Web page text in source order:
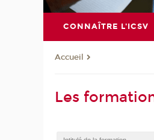
CONNAÎTRE L'ICSV
Accueil
Les